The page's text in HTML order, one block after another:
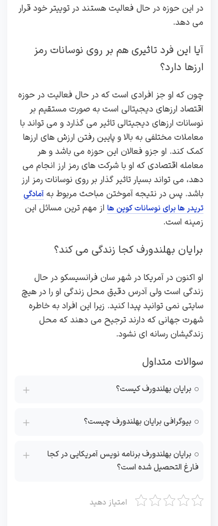
در این حوزه در حال فعالیت هستند در توییتر خود قرار
می ‌دهد.
آیا این فرد تاثیری هم بر روی نوسانات رمز
ارزها دارد؟
چون که او جز افرادی است که در حال فعالیت در حوزه
اقتصاد ارزهای دیجیتالی است به‌ صورت مستقیم بر
نوسانات ارزهای دیجیتالی تاثیر می‌ گذارد و می‌ تواند با
معاملات مختلفی به بالا و پایین رفتن ارزش های ارزها
کمک کند. او جزو فعالان این حوزه می ‌باشد و هر
معامله‌ اقتصادی که او با شرکت‌ های رمز ارز انجام می‌
دهد، می ‌تواند بسیار تاثیر گذار بر روی نوسانات رمز ارز
باشد. پس در نتیجه آموختن مباحث مربوط به آمادگی
تریدر ها برای نوسانات کوین ها از مهم ترین مسائل این
زمینه است.
برایان بهلندورف کجا زندگی می کند؟
او اکنون در آمریکا در شهر سان ‌فرانسیسکو در حال
زندگی است ولی آدرس دقیق محل زندگی او را در هیچ
سایتی نمی‌ توانید پیدا کنید. زیرا این افراد به خاطره
شهرت جهانی که دارند ترجیح می‌ دهند که محل
زندگیشان رسانه‌ ای نشود.
سوالات متداول
برایان بهلندورف کیست؟
بیوگرافی برایان بهلندورف چیست؟
برایان بهلندورف برنامه نویس آمریکایی در کجا
فارغ التحصیل شده است؟
امتیاز دهید